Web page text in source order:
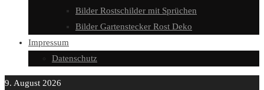
Bilder Rostschilder mit Sprüchen
Bilder Gartenstecker Rost Deko
Impressum
Datenschutz
9. August 2026